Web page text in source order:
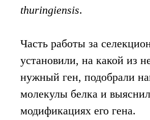
thuringiensis.
Часть работы за
установили, на какой из
нужный ген, подобрали
молекулы белка и
модификациях его гена.